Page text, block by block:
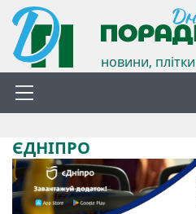
новини,
ЄДНІПРО